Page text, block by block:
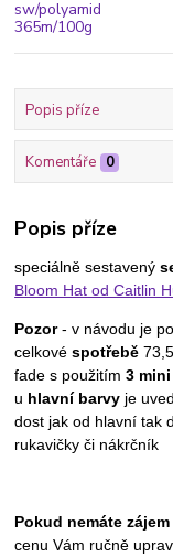
Popis příze
Komentáře 0
Popis příze
speciálně sestavený
Bloom Hat od Caitlin
Pozor- v návodu je
celkovéspotřebě
fade s použitím3
u hlavní barvy je
dost jak od hlavní tak
rukavičky či nákrčník
Pokud nemáte
cenu Vám ručně